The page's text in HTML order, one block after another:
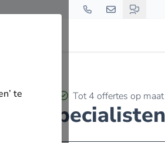
te
Tot 4 offertes op maat